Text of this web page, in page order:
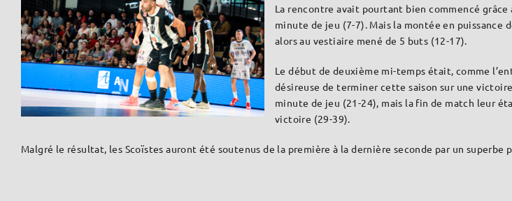
La rencontre avait pourtant bien commencé grâce
minute de jeu (7-7). Mais la montée en
alors au vestiaire mené de 5 buts (12-17).
Le début de deuxième mi-temps était, comme
désireuse de terminer cette saison sur une
minute de jeu (21-24), mais la fin de match leur
victoire (29-39).
Malgré le résultat, les Scoïstes auront été soutenus de la première à la dernière seconde par un superbe